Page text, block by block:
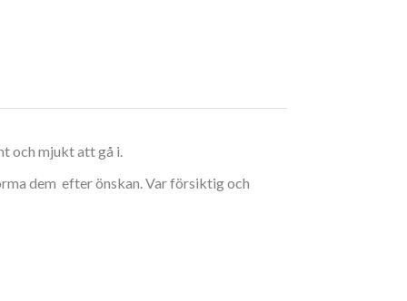
och mjukt att gå i.
dem efter önskan. Var försiktig och